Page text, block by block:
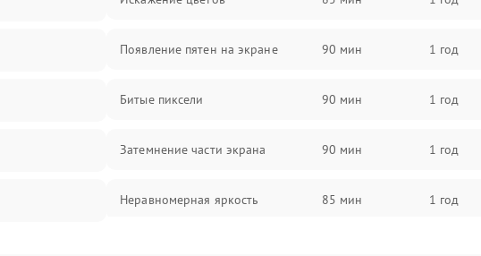
Появление пятен на экране 90 мин 1 год
Битые пиксели 90 мин 1 год
Затемнение части экрана 90 мин 1 год
Неравномерная яркость 85 мин 1 год